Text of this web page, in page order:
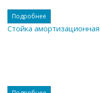
Подробнее
Стойка